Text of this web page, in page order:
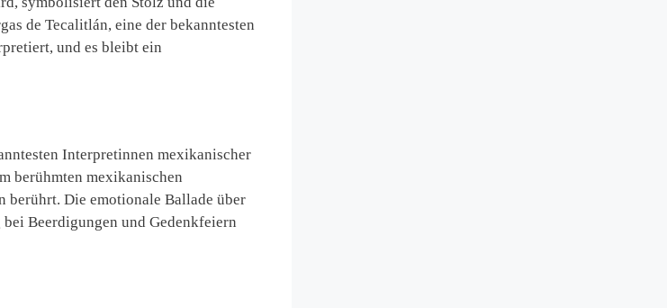
de Tecalitlán, eine der bekanntesten
und es bleibt ein
Interpretinnen mexikanischer
berühmten mexikanischen
berührt. Die emotionale Ballade über
Beerdigungen und Gedenkfeiern